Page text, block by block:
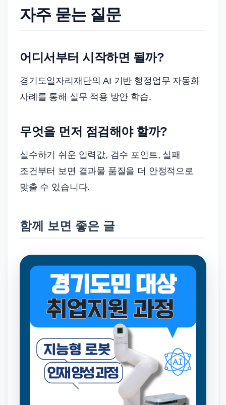
자주 묻는 질문
어디서부터 시작하면 될까?
경기도일자리재단의 AI 기반 행정업무 자동화
사례를 통해 실무 적용 방안 학습.
무엇을 먼저 점검해야 할까?
실수하기 쉬운 입력값, 검수 포인트, 실패
조건부터 보면 결과물 품질을 더 안정적으로
맞출 수 있습니다.
함께 보면 좋은 글